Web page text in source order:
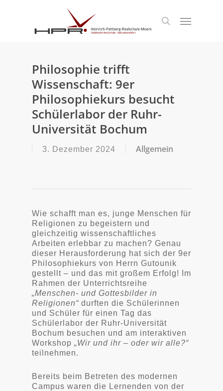
search
Menu
Philosophie trifft
Wissenschaft: 9er
Philosophiekurs besucht
Schülerlabor der Ruhr-
Universität Bochum
3. Dezember 2024 Allgemein
Wie schafft man es, junge Menschen für
Religionen zu begeistern und
gleichzeitig wissenschaftliches
Arbeiten erlebbar zu machen? Genau
dieser Herausforderung hat sich der 9er
Philosophiekurs von Herrn Gutounik
gestellt – und das mit großem Erfolg! Im
Rahmen der Unterrichtsreihe
„Menschen- und Gottesbilder in
Religionen“ durften die Schülerinnen
und Schüler für einen Tag das
Schülerlabor der Ruhr-Universität
Bochum besuchen und am interaktiven
Workshop „Wir und ihr – oder wir alle?“
teilnehmen.
Bereits beim Betreten des modernen
Campus waren die Lernenden von der